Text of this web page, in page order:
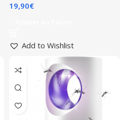
19,90€
Add to Wishlist